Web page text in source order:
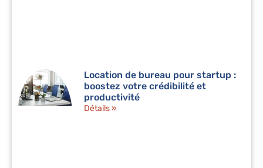
Location de bureau pour startup :
boostez votre crédibilité et
productivité
Détails »